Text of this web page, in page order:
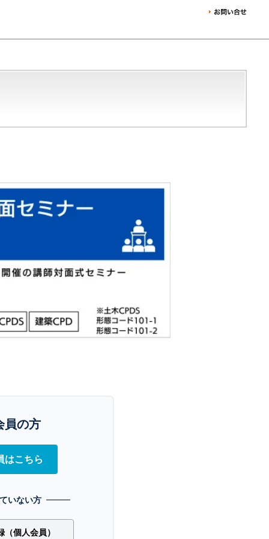
員の方
はこちら
いない方
個人会員）